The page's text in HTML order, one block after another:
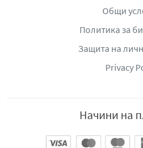
Общи
Политика за
Защита на
Privacy
Начини на